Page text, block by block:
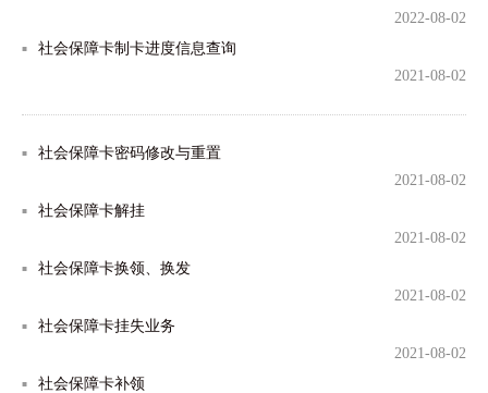
2022-08-02
社会保障卡制卡进度信息查询
2021-08-02
社会保障卡密码修改与重置
2021-08-02
社会保障卡解挂
2021-08-02
社会保障卡换领、换发
2021-08-02
社会保障卡挂失业务
2021-08-02
社会保障卡补领